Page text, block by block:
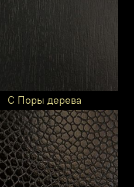
C Поры дерева